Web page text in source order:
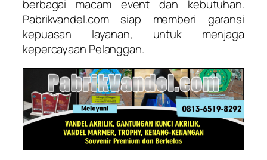
berbagai macam event dan kebutuhan.
Pabrikvandel.com siap memberi garansi
kepuasan layanan, untuk menjaga
kepercayaan Pelanggan.